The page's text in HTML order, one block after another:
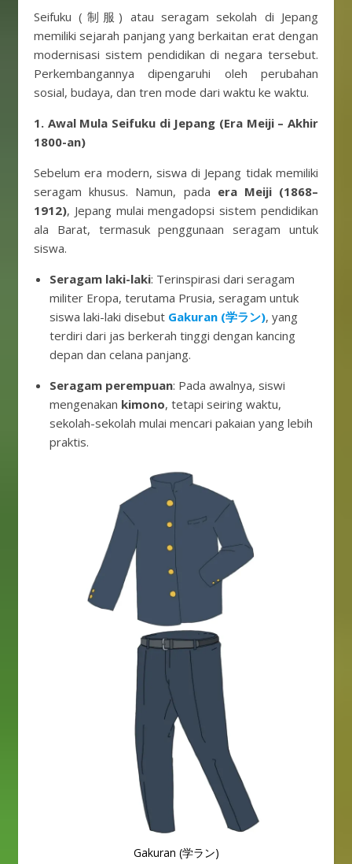
Seifuku (制服) atau seragam sekolah di Jepang
memiliki sejarah panjang yang berkaitan erat dengan
modernisasi sistem pendidikan di negara tersebut.
Perkembangannya dipengaruhi oleh perubahan
sosial, budaya, dan tren mode dari waktu ke waktu.
1. Awal Mula Seifuku di Jepang (Era Meiji – Akhir
1800-an)
Sebelum era modern, siswa di Jepang tidak memiliki
seragam khusus. Namun, pada era Meiji (1868–
1912), Jepang mulai mengadopsi sistem pendidikan
ala Barat, termasuk penggunaan seragam untuk
siswa.
Seragam laki-laki: Terinspirasi dari seragam
militer Eropa, terutama Prusia, seragam untuk
siswa laki-laki disebut Gakuran (学ラン), yang
terdiri dari jas berkerah tinggi dengan kancing
depan dan celana panjang.
Seragam perempuan: Pada awalnya, siswi
mengenakan kimono, tetapi seiring waktu,
sekolah-sekolah mulai mencari pakaian yang lebih
praktis.
Gakuran (学ラン)